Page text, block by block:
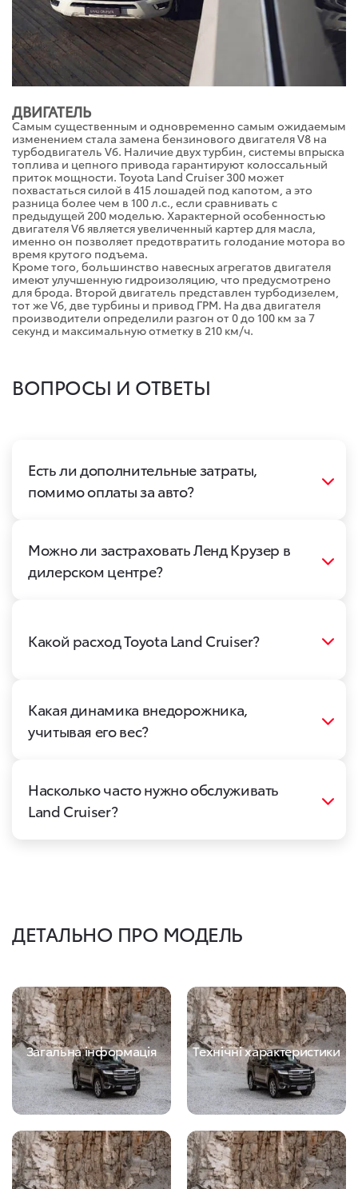
ДВИГАТЕЛЬ
Самым существенным и одновременно самым ожидаемым
изменением стала замена бензинового двигателя V8 на
турбодвигатель V6. Наличие двух турбин, системы впрыска
топлива и цепного привода гарантируют колоссальный
приток мощности. Toyota Land Cruiser 300 может
похвастаться силой в 415 лошадей под капотом, а это
разница более чем в 100 л.с., если сравнивать с
предыдущей 200 моделью. Характерной особенностью
двигателя V6 является увеличенный картер для масла,
именно он позволяет предотвратить голодание мотора во
время крутого подъема.
Кроме того, большинство навесных агрегатов двигателя
имеют улучшенную гидроизоляцию, что предусмотрено
для брода. Второй двигатель представлен турбодизелем,
тот же V6, две турбины и привод ГРМ. На два двигателя
производители определили разгон от 0 до 100 км за 7
секунд и максимальную отметку в 210 км/ч.
ВОПРОСЫ И ОТВЕТЫ
Есть ли дополнительные затраты,
помимо оплаты за авто?
Можно ли застраховать Ленд Крузер в
дилерском центре?
Какой расход Toyota Land Cruiser?
Какая динамика внедорожника,
учитывая его вес?
Насколько часто нужно обслуживать
Land Cruiser?
ДЕТАЛЬНО ПРО МОДЕЛЬ
Загальна інформація Технічні характеристики